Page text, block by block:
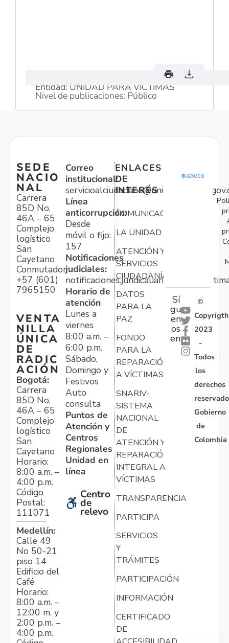
Entidad: UNIDAD PARA VICTIMAS
Nivel de publicaciones: Público
SEDE
NACIO
NAL
Carrera
85D No.
46A – 65
Complejo
logístico
San
Cayetano
Conmutador:
+57 (601)
7965150
VENTA
NILLA
ÚNICA
DE
RADIC
ACIÓN
Bogotá:
Carrera
85D No.
46A – 65
Complejo
logístico
San
Cayetano
Horario:
8:00 a.m. –
4:00 p.m.
Código
Postal:
111071
Medellín:
Calle 49
No 50-21
piso 14
Edificio del
Café
Horario:
8:00 a.m. –
12:00 m. y
2:00 p.m. –
4:00 p.m.
Correo
institucional:
Línea
anticorrupción:
Desde
móvil o fijo:
157
Notificaciones
judiciales:
Horario de
atención
Lunes a
viernes
8:00 a.m. –
6:00 p.m.
Sábado,
Domingo y
Festivos
Auto
consulta
Puntos de
Atención y
Centros
Regionales
Unidad en
línea
Centro
de
relevo
ENLACES
DE
INTERÉS
COMUNICACIONES
LA UNIDAD
ATENCIÓN Y
SERVICIOS
CIUDADANÍA
DATOS
PARA LA
PAZ
FONDO
PARA LA
REPARACIÓN
A VÍCTIMAS
SNARIV-
SISTEMA
NACIONAL
DE
ATENCIÓN Y
REPARACIÓN
INTEGRAL A
VÍCTIMAS
TRANSPARENCIA
PARTICIPA
SERVICIOS
Y
TRÁMITES
PARTICIPACIÓN
INFORMACIÓN
CERTIFICADO
DE
Sí
gu
en
os
en:
©
Copyrigth
2023
-
Todos
los
derechos
Gobierno
de
Colombia